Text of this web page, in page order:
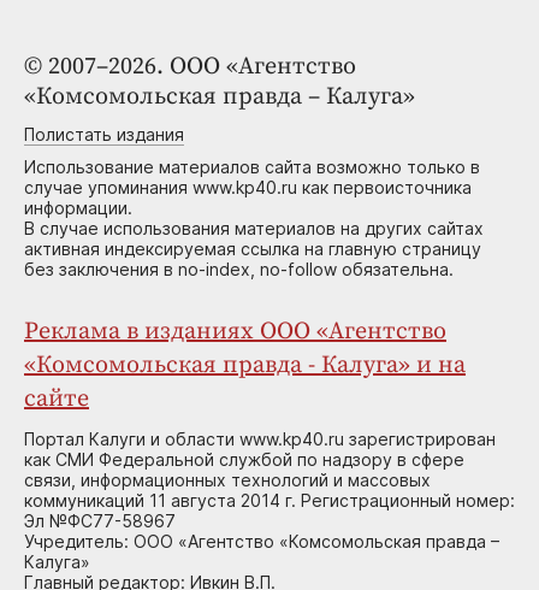
© 2007–2026. ООО «Агентство
«Комсомольская правда – Калуга»
Полистать издания
Использование материалов сайта возможно только в
случае упоминания www.kp40.ru как первоисточника
информации.
В случае использования материалов на других сайтах
активная индексируемая ссылка на главную страницу
без заключения в no-index, no-follow обязательна.
Реклама в изданиях ООО «Агентство
«Комсомольская правда - Калуга» и на
сайте
Портал Калуги и области www.kp40.ru зарегистрирован
как СМИ Федеральной службой по надзору в сфере
связи, информационных технологий и массовых
коммуникаций 11 августа 2014 г. Регистрационный номер:
Эл №ФС77-58967
Учредитель: ООО «Агентство «Комсомольская правда –
Калуга»
Главный редактор: Ивкин В.П.